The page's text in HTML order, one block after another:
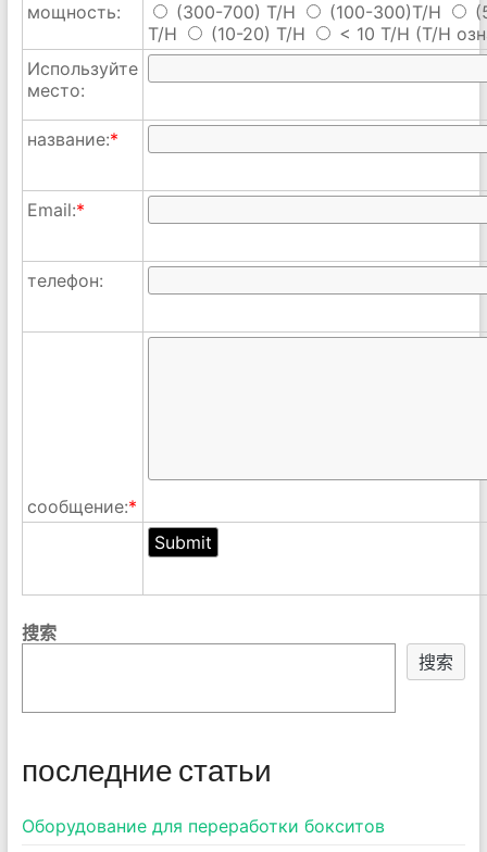
мощность: (300-700) T/H (100-300)T/H
T/H
(10-20) T/H < 10 T/H (T/H
Используйте
место:
название:*
Email:*
телефон:
сообщение:*
搜索
搜索
последние статьи
Оборудование для переработки бокситов